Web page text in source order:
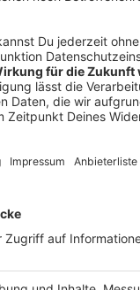
Wer zur
impfen lassen.
eine 21-Tage-
- auch in GB
eine dreiwöchige